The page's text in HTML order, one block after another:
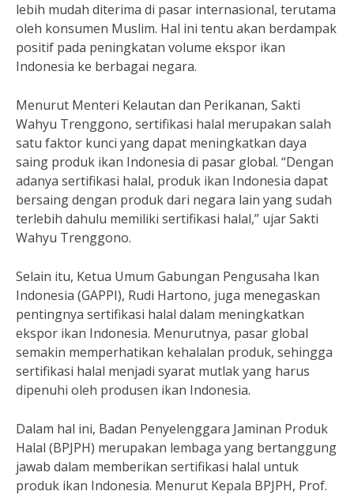
lebih mudah diterima di pasar internasional, terutama
oleh konsumen Muslim. Hal ini tentu akan berdampak
positif pada peningkatan volume ekspor ikan
Indonesia ke berbagai negara.
Menurut Menteri Kelautan dan Perikanan, Sakti
Wahyu Trenggono, sertifikasi halal merupakan salah
satu faktor kunci yang dapat meningkatkan daya
saing produk ikan Indonesia di pasar global. “Dengan
adanya sertifikasi halal, produk ikan Indonesia dapat
bersaing dengan produk dari negara lain yang sudah
terlebih dahulu memiliki sertifikasi halal,” ujar Sakti
Wahyu Trenggono.
Selain itu, Ketua Umum Gabungan Pengusaha Ikan
Indonesia (GAPPI), Rudi Hartono, juga menegaskan
pentingnya sertifikasi halal dalam meningkatkan
ekspor ikan Indonesia. Menurutnya, pasar global
semakin memperhatikan kehalalan produk, sehingga
sertifikasi halal menjadi syarat mutlak yang harus
dipenuhi oleh produsen ikan Indonesia.
Dalam hal ini, Badan Penyelenggara Jaminan Produk
Halal (BPJPH) merupakan lembaga yang bertanggung
jawab dalam memberikan sertifikasi halal untuk
produk ikan Indonesia. Menurut Kepala BPJPH, Prof.